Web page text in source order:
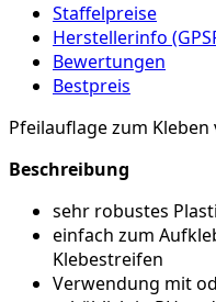
Staffelpreise
Herstellerinfo
Bewertungen
Bestpreis
Pfeilauflage zum Kleben
Beschreibung
sehr robustes
einfach zum
Klebestreifen
Verwendung mit